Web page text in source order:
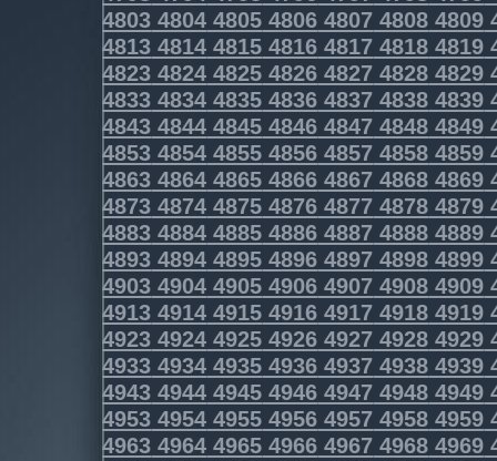
4803 4804 4805 4806 4807 4808 4809
4813 4814 4815 4816 4817 4818 4819
4823 4824 4825 4826 4827 4828 4829
4833 4834 4835 4836 4837 4838 4839
4843 4844 4845 4846 4847 4848 4849
4853 4854 4855 4856 4857 4858 4859
4863 4864 4865 4866 4867 4868 4869
4873 4874 4875 4876 4877 4878 4879
4883 4884 4885 4886 4887 4888 4889
4893 4894 4895 4896 4897 4898 4899
4903 4904 4905 4906 4907 4908 4909
4913 4914 4915 4916 4917 4918 4919
4923 4924 4925 4926 4927 4928 4929
4933 4934 4935 4936 4937 4938 4939
4943 4944 4945 4946 4947 4948 4949
4953 4954 4955 4956 4957 4958 4959
4963 4964 4965 4966 4967 4968 4969